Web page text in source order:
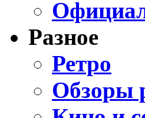
Разное
Ретро
Обзоры